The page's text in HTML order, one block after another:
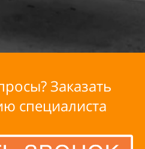
Заказать
специалиста